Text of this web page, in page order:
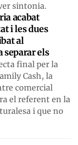
sintonia.
acabat
i les dues
al
els
final per la
Cash, la
comercial
el referent en la
i que no